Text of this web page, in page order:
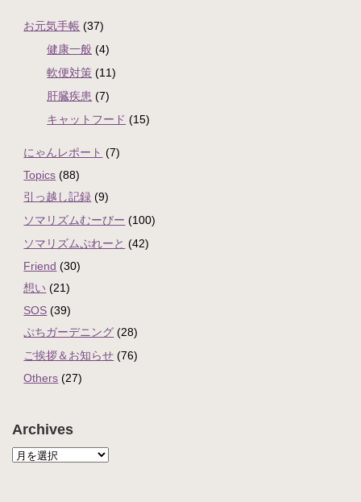
お元気手帳 (37)
健康一般 (4)
軟便対策 (11)
肝臓疾患 (7)
キャットフード (15)
にゃんレポート (7)
Topics (88)
引っ越し記録 (9)
ソマリズムむーびー (100)
ソマリズムぷれーと (42)
Friend (30)
想い (21)
SOS (39)
ぷちガーデニング (28)
ご挨拶＆お知らせ (76)
Others (27)
Archives